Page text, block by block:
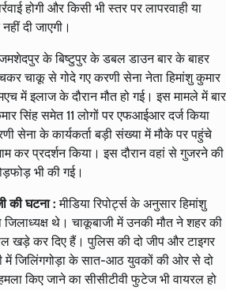
होगी और किसी भी स्तर पर लापरवाही या
दी जाएगी।
के बिष्टुपुर के डबल डाउन बार के बाहर
चाकू से गोदे गए करणी सेना नेता हिमांशु कुमार
में इलाज के दौरान मौत हो गई। इस मामले में बार
सिंह समेत 11 लोगों पर एफआईआर दर्ज किया
सेना के कार्यकर्ता बड़ी संख्या में मौके पर पहुंचे
कर प्रदर्शन किया। इस दौरान वहां से गुजरने की
भी की गई।
की घटना : मीडिया रिपोर्ट्स के अनुसार हिमांशु
थे। चाकूबाजी में उनकी मौत ने शहर की
खड़े कर दिए हैं। पुलिस की दो जीप और टाइगर
में जिलिंगगोड़ा के सात-आठ युवकों की ओर से दो
किए जाने का सीसीटीवी फुटेज भी वायरल हो